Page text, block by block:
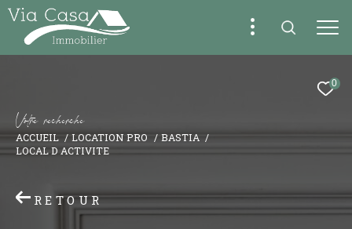
0
Votre recherche
ACCUEIL LOCATION PRO
BASTIA
LOCAL D ACTIVITE
RETOUR